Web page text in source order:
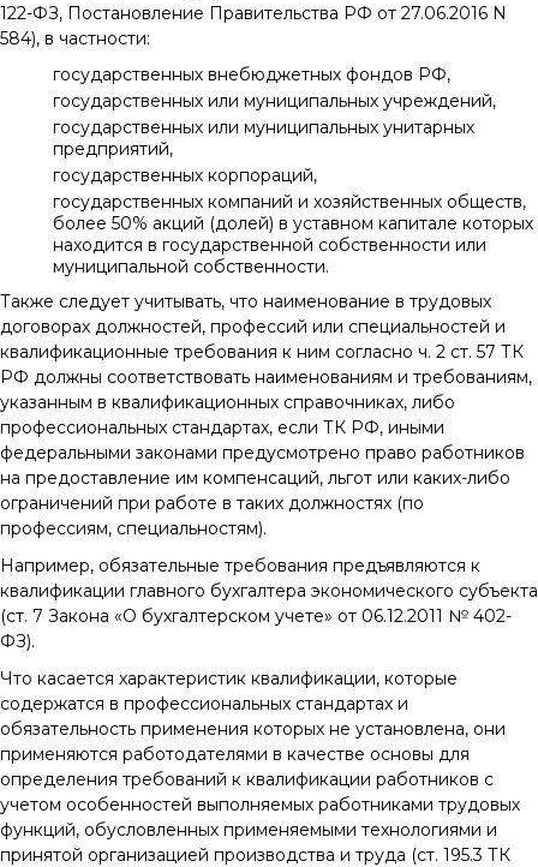
122-ФЗ, Постановление Правительства РФ от 27.06.2016 N
584), в частности:
государственных внебюджетных фондов РФ,
государственных или муниципальных учреждений,
государственных или муниципальных унитарных
предприятий,
государственных корпораций,
государственных компаний и хозяйственных обществ,
более 50% акций (долей) в уставном капитале которых
находится в государственной собственности или
муниципальной собственности.
Также следует учитывать, что наименование в трудовых
договорах должностей, профессий или специальностей и
квалификационные требования к ним согласно ч. 2 ст. 57 ТК
РФ должны соответствовать наименованиям и требованиям,
указанным в квалификационных справочниках, либо
профессиональных стандартах, если ТК РФ, иными
федеральными законами предусмотрено право работников
на предоставление им компенсаций, льгот или каких-либо
ограничений при работе в таких должностях (по
профессиям, специальностям).
Например, обязательные требования предъявляются к
квалификации главного бухгалтера экономического субъекта
(ст. 7 Закона «О бухгалтерском учете» от 06.12.2011 № 402-
ФЗ).
Что касается характеристик квалификации, которые
содержатся в профессиональных стандартах и
обязательность применения которых не установлена, они
применяются работодателями в качестве основы для
определения требований к квалификации работников с
учетом особенностей выполняемых работниками трудовых
функций, обусловленных применяемыми технологиями и
принятой организацией производства и труда (ст. 195.3 ТК